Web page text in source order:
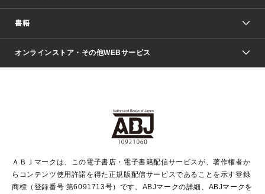
Vジャンプ
ジャンプルーキー！
ジャンプTOON
週刊ヤングジャンプ
ウルトラジャンプ
少女マンガ
リマコミ＋
月刊オフィスユー
Seventeen
LEE
Marisol
芸能・情報・スポーツ
パラスポ＋！
書籍
文芸・文庫・総合
青春と読書
集英社新書
集英社新書プラス
ライトノベル・ノベライズ
集英社Webマガジン Cobalt
集英社オレンジ文庫
シフォン文庫
集英社みらい文庫
オンラインストア・その他WEBサービス
SHUEISHA MANGA-ART HERITAGE
HAPPY PLUS STORE
EDITOR'S LAB
ＡＢＪマークは、この電子書店・電子書籍配信サービスが、著作権者か
らコンテンツ使用許諾を得た正規版配信サービスであることを示す登録
商標（登録番号 第6091713号）です。ABJマークの詳細、ABJマークを